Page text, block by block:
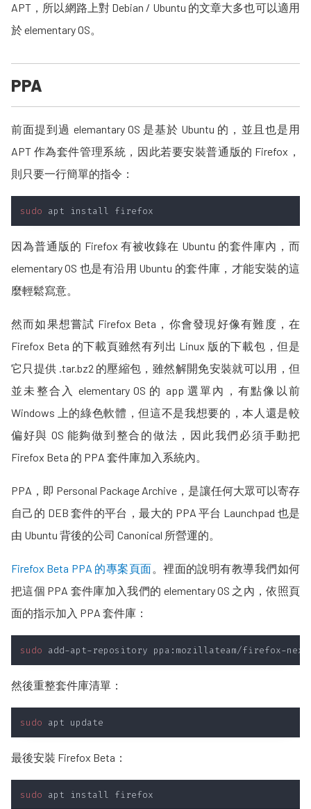
APT，所以網路上對 Debian / Ubuntu 的文章大多也可以適用
於 elementary OS。
PPA
前面提到過 elemantary OS 是基於 Ubuntu 的，並且也是用
APT 作為套件管理系統，因此若要安裝普通版的 Firefox，
則只要一行簡單的指令：
sudo
因為普通版的 Firefox 有被收錄在 Ubuntu 的套件庫內，而
elementary OS 也是有沿用 Ubuntu 的套件庫，才能安裝的這
麼輕鬆寫意。
然而如果想嘗試 Firefox Beta，你會發現好像有難度，在
Firefox Beta 的下載頁雖然有列出 Linux 版的下載包，但是
它只提供 .tar.bz2 的壓縮包，雖然解開免安裝就可以用，但
並未整合入 elementary OS 的 app 選單內，有點像以前
Windows 上的綠色軟體，但這不是我想要的，本人還是較
偏好與 OS 能夠做到整合的做法，因此我們必須手動把
Firefox Beta 的 PPA 套件庫加入系統內。
PPA，即 Personal Package Archive，是讓任何大眾可以寄存
自己的 DEB 套件的平台，最大的 PPA 平台 Launchpad 也是
由 Ubuntu 背後的公司 Canonical 所營運的。
Firefox Beta PPA 的專案頁面。裡面的說明有教導我們如何
把這個 PPA 套件庫加入我們的 elementary OS 之內，依照頁
面的指示加入 PPA 套件庫：
sudo
然後重整套件庫清單：
sudo
最後安裝 Firefox Beta：
sudo